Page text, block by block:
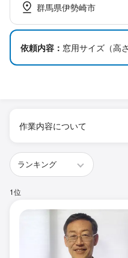
群馬県伊勢崎市
依頼内容： 窓用サイズ（高
作業内容について
1位